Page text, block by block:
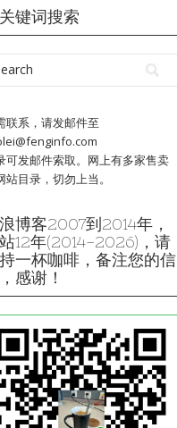
键词搜索
联系，请发邮件至
可发邮件索取。网上有多家售卖
站目录，切勿上当。
博客2007到2014年，
12年(2014-2026)，请
一杯咖啡，备注您的信
感谢！